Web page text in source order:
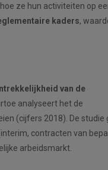
ze hun activiteiten op
kaders,
van de
analyseert het de
(cijfers 2018). De studie
contracten van
arbeidsmarkt.